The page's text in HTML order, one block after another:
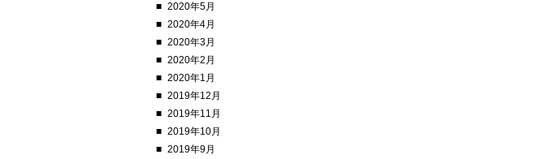
2020年5月
2020年4月
2020年3月
2020年2月
2020年1月
2019年12月
2019年11月
2019年10月
2019年9月